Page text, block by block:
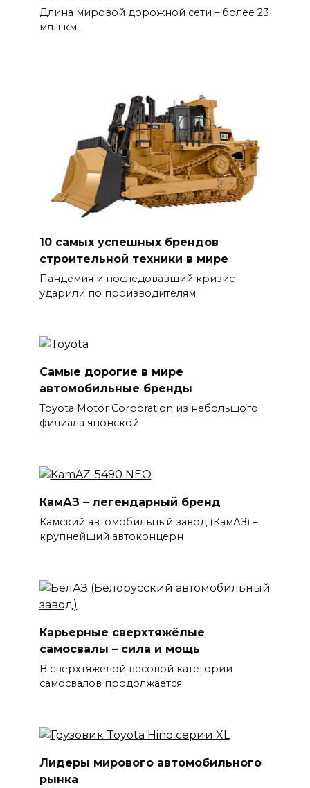
Длина мировой дорожной сети – более 23
млн км.
10 самых успешных брендов
строительной техники в мире
Пандемия и последовавший кризис
ударили по производителям
Самые дорогие в мире
автомобильные бренды
Toyota Motor Corporation из небольшого
филиала японской
КамАЗ – легендарный бренд
Камский автомобильный завод (КамАЗ) –
крупнейший автоконцерн
Карьерные сверхтяжёлые
самосвалы – сила и мощь
В сверхтяжёлой весовой категории
самосвалов продолжается
Лидеры мирового автомобильного
рынка